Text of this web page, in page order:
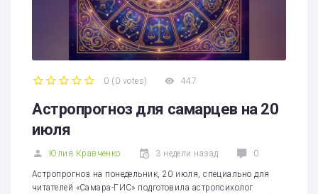
0 (0 votes) 447
Астропрогноз для самарцев на 20
июля
Юлия Кравченко 3 недели назад 0
Астропрогноз на понедельник, 20 июля, специально для
читателей «Самара-ГИС» подготовила астропсихолог